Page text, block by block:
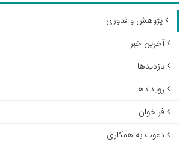
پژوهش و فناوری
آخرین خبر
بازدیدها
رویدادها
فراخوان
دعوت به همکاری